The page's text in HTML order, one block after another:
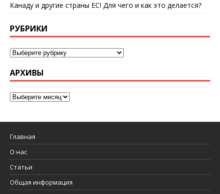
Канаду и другие страны ЕС! Для чего и как это делается?
РУБРИКИ
АРХИВЫ
Главная
О нас
Статьи
Общая информация